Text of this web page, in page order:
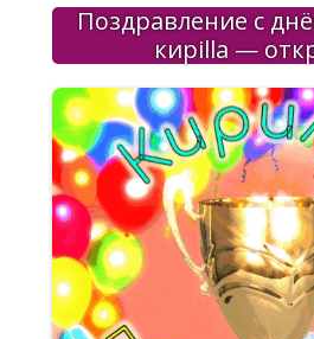
Поздравление с
кирilla —